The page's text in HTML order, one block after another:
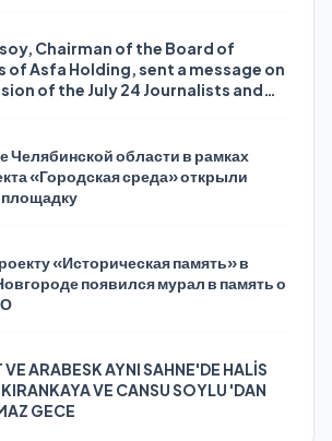
Chairman of the Board of
of Asfa Holding, sent a message on
of the July 24 Journalists and
Челябинской области в рамках
«Городская среда» открыли
«Историческая память» в
появился мурал в память о
VE ARABESK AYNI SAHNE'DE HALİS
VE CANSU SOYLU 'DAN
GECE